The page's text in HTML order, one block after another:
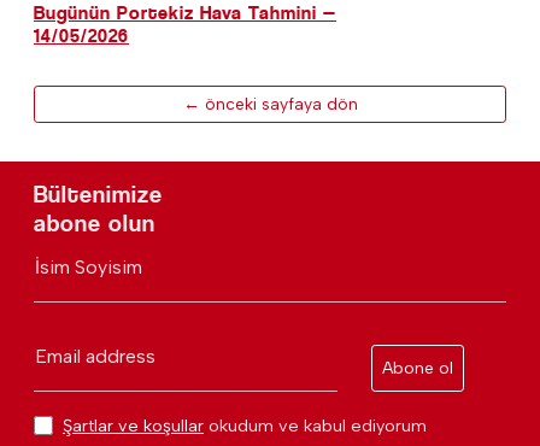
Bugünün Portekiz Hava Tahmini —
14/05/2026
← önceki sayfaya dön
Bültenimize
abone olun
İsim Soyisim
Email address
Abone ol
Şartlar ve koşullar okudum ve kabul ediyorum